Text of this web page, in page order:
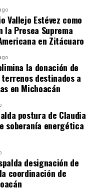
de Michoacán
finanzas públicas con
Vallejo Estévez como
la Presea Suprema
en Zitácuaro
la donación de
destinados a
en Michoacán
postura de Claudia
soberanía energética
designación de
coordinación de